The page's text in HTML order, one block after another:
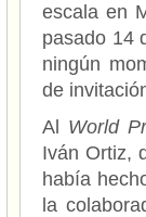
escala en
pasado 14
ningún
de
Al World
Iván Ortiz,
había
la